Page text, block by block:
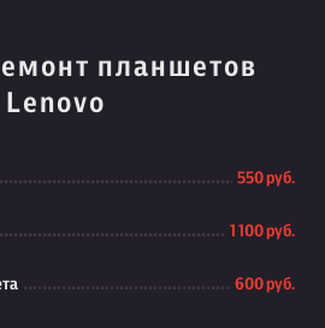
планшетов
Lenovo
550 руб.
1 100 руб.
600 руб.